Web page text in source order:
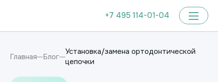
+7 495 114-01-04
Главная Блог
Установка/замена ортодонтической
цепочки